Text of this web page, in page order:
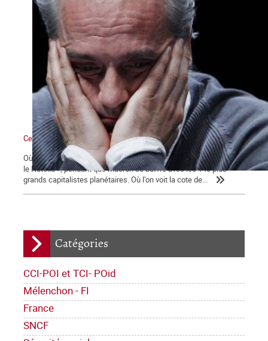
Catégories
CCI-POI et TCI- POid
Mélenchon - FI
France
SNCF
Ce qui se dessine
Où l’on voit les médias bien mangeants se ruer vers « la ruée sur
le Nutella », pendant que Macron se baffre avec les 140 plus
grands capitalistes planétaires. Où l’on voit la cote de...